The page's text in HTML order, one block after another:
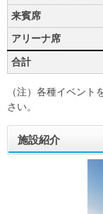
来賓席
アリーナ席
合計
（注）各種イベント
さい。
施設紹介